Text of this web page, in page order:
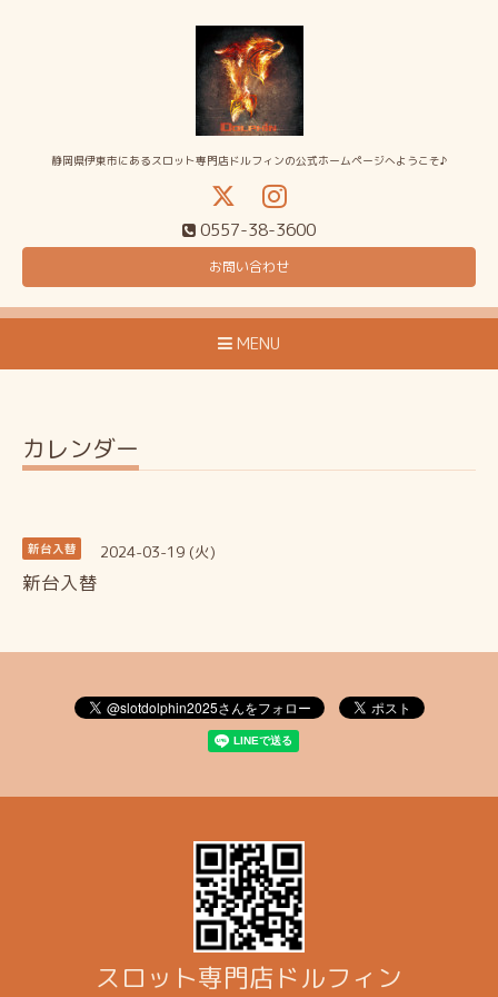
静岡県伊東市にあるスロット専門店ドルフィンの公式ホームページへようこそ♪
0557-38-3600
お問い合わせ
MENU
カレンダー
新台入替 2024-03-19 (火)
新台入替
スロット専門店ドルフィン